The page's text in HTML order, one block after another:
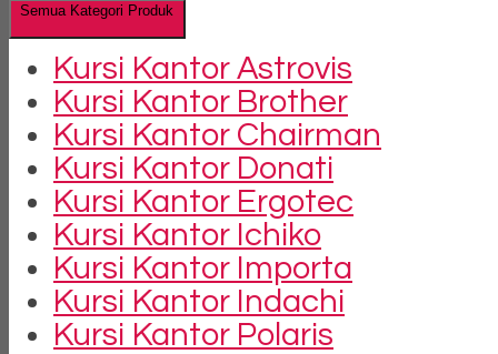
Semua Kategori Produk
Kursi Kantor Astrovis
Kursi Kantor Brother
Kursi Kantor Chairman
Kursi Kantor Donati
Kursi Kantor Ergotec
Kursi Kantor Ichiko
Kursi Kantor Importa
Kursi Kantor Indachi
Kursi Kantor Polaris